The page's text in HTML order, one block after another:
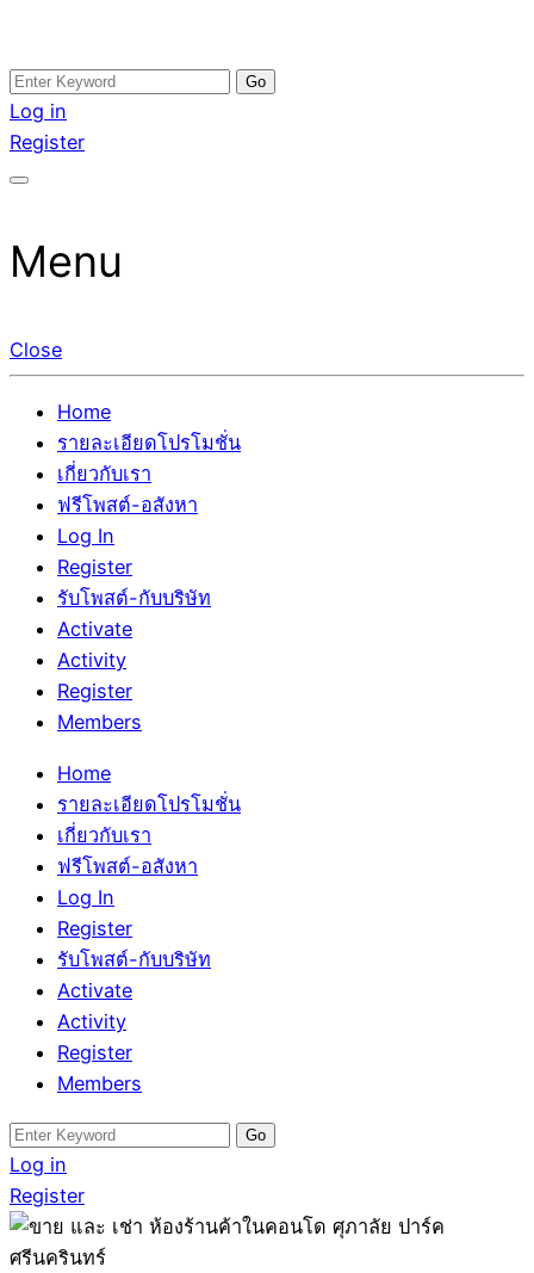
Skip
to
content
อสังหาโพสต์ รีวิวเยอะ รับจ้างโพสต์ขายบ้าน รับจ้างโพสต์อสัง
หา แตกต่างอย่างตั้งใจ รับรองผล อันดับ1 การโพสต์ขายอสังหา
กับทีมงานบริษัท บ้าน ที่ดิน คอนโด ติดGoogleหน้าแรกได้จริงๆ
รับจ้างโพสอสังหา ขายบ้าน อสังหาโพสต์ เชื่อถือได้จริง รับ
โพสต์ ที่ดิน กับทีมงานบริษัท ถูกและดีที่สุด ไม่มีค่านายหน้า
ขายได้จริงๆ ช่วยสร้างโอกาสในการขายได้มากกว่า ที่เดียว ที่
Search
for:
Log in
Register
Menu
Close
Home
รายละเอียดโปรโมชั่น
เกี่ยวกับเรา
ฟรีโพสต์-อสังหา
Log In
Register
รับโพสต์-กับบริษัท
Activate
Activity
Register
Members
Home
รายละเอียดโปรโมชั่น
เกี่ยวกับเรา
ฟรีโพสต์-อสังหา
Log In
Register
รับโพสต์-กับบริษัท
Activate
Activity
Register
Members
Search
for:
Log in
Register